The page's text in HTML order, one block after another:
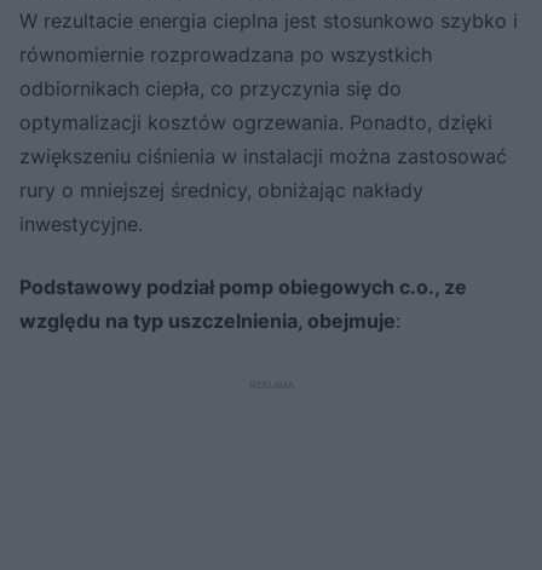
W rezultacie energia cieplna jest stosunkowo szybko i
równomiernie rozprowadzana po wszystkich
odbiornikach ciepła, co przyczynia się do
optymalizacji kosztów ogrzewania. Ponadto, dzięki
zwiększeniu ciśnienia w instalacji można zastosować
rury o mniejszej średnicy, obniżając nakłady
inwestycyjne.
Podstawowy podział pomp obiegowych c.o., ze
względu na typ uszczelnienia, obejmuje: